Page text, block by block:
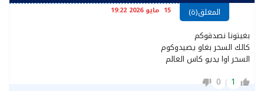
المعلق(ة) 15 مايو 2026 19:22
بغيتونا نصدقوكم
كالك السحر بغاو يصيدوكوم
السحر اوا يديو كاس العالم
1
0